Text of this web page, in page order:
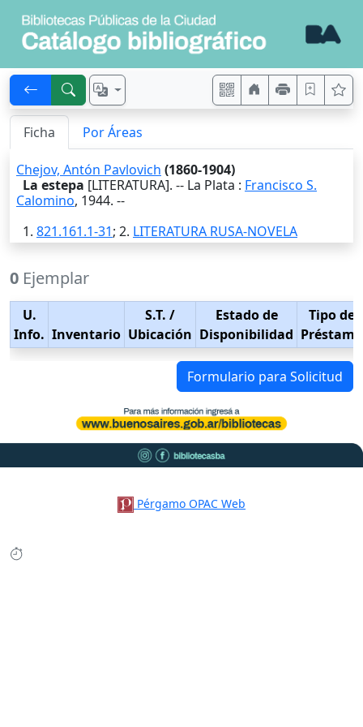
Ficha Por Áreas
Chejov, Antón Pavlovich (1860-1904)
La estepa [LITERATURA]. -- La Plata : Francisco S.
Calomino, 1944. --
1. 821.161.1-31; 2. LITERATURA RUSA-NOVELA
0 Ejemplar
U.
Info. Inventario
S.T. /
Ubicación
Estado de
Disponibilidad
Tipo de
Préstamo
Formulario para Solicitud
Pérgamo OPAC Web